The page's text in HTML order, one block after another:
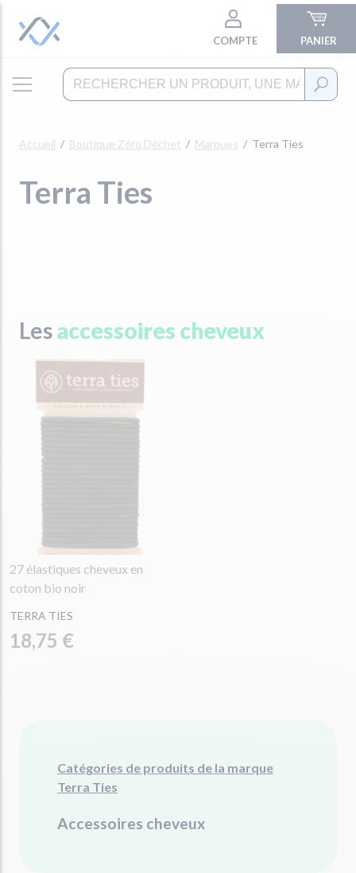
COMPTE PANIER
Accueil Boutique Zéro Déchet Marques Terra Ties
Terra Ties
Lesaccessoires cheveux
27 élastiques cheveux en
coton bio noir
TERRA TIES
18,75 €
Catégories de produits de la marque
Terra Ties
Accessoires cheveux